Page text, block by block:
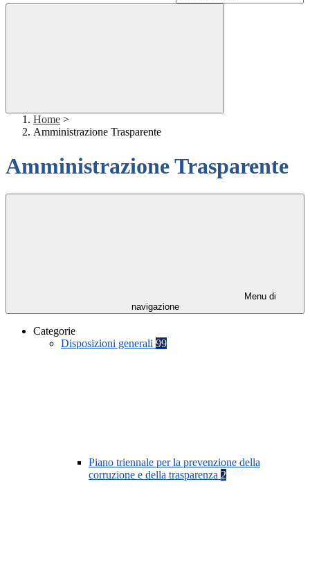
Home >
Amministrazione Trasparente
Amministrazione Trasparente
Menu di
navigazione
Categorie
Disposizioni generali 99
Piano triennale per la prevenzione della
corruzione e della trasparenza 2